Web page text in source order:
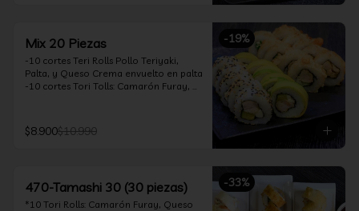
-19%
Mix 20 Piezas
-10 cortes Teri Rolls Pollo Teriyaki,
Palta, y Queso Crema envuelto en palta
-10 cortes Tori Tolls: Camarón Furay,
teriyaki 30ml
$8.900$10.990
-33%
470-Tamashi 30 (30 piezas)
*10 Tori Rolls: Camarón Furay, Queso